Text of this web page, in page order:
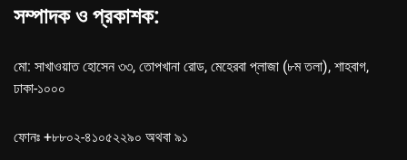
সম্পাদক ও প্রকাশক:
মো: সাখাওয়াত হোসেন ৩৩, তোপখানা রোড, মেহেরবা প্লাজা (৮ম তলা), শাহবাগ,
ঢাকা-১০০০
ফোনঃ +৮৮০২-৪১০৫২২৯০ অথবা ৯১